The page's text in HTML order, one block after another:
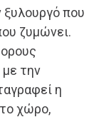
ξυλουργό που
ζυμώνει.
την
η
χώρο,